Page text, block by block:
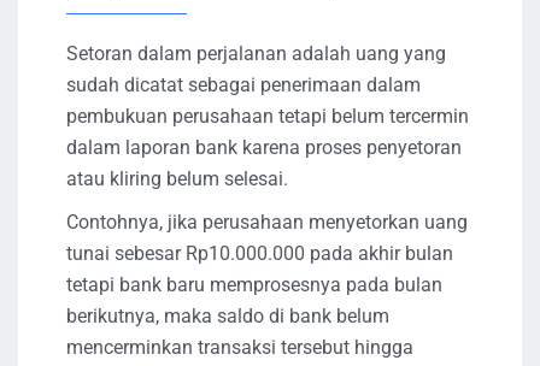
Setoran dalam perjalanan adalah uang yang
sudah dicatat sebagai penerimaan dalam
pembukuan perusahaan tetapi belum tercermin
dalam laporan bank karena proses penyetoran
atau kliring belum selesai.
Contohnya, jika perusahaan menyetorkan uang
tunai sebesar Rp10.000.000 pada akhir bulan
tetapi bank baru memprosesnya pada bulan
berikutnya, maka saldo di bank belum
mencerminkan transaksi tersebut hingga